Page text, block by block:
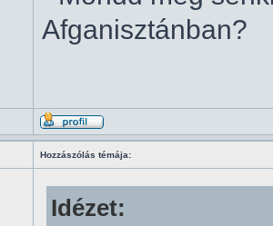
Afganisztánban?
Hozzászólás témája:
Idézet: